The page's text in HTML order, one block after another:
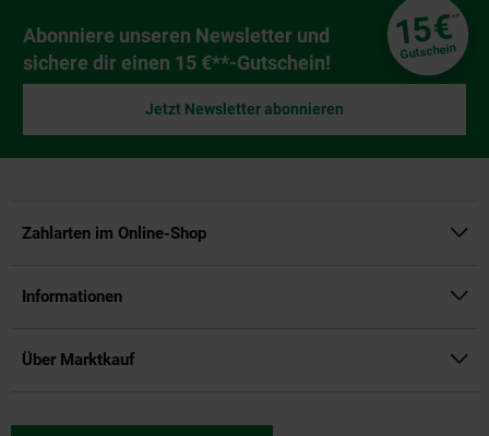
Newsletter Anmeldung
Abonniere unseren Newsletter und
sichere dir einen 15 €**-Gutschein!
15€**
Gutschein
Jetzt Newsletter abonnieren
Zahlarten im Online-Shop
Informationen
Über Marktkauf